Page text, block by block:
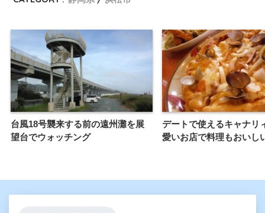
台風18号襲来する前の遠州灘を展
望台でウォッチング
デートで使えるキャナリ
愛いお店で料理もおいし